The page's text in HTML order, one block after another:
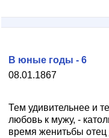
08.01.1867
В юные годы - 6
Тем удивительнее и
любовь к мужу, -
время женитьбы